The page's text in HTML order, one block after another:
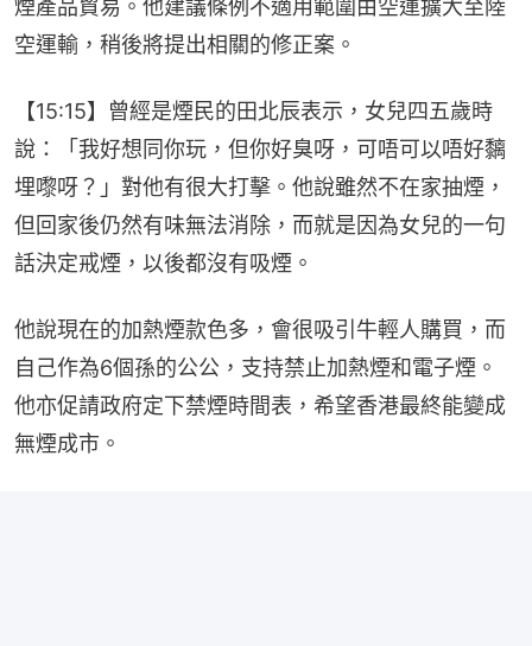
煙產品貿易。他建議條例不適用範圍由空運擴大至陸
空運輸，稍後將提出相關的修正案。
【15:15】曾經是煙民的田北辰表示，女兒四五歲時
說：「我好想同你玩，但你好臭呀，可唔可以唔好黐
埋嚟呀？」對他有很大打擊。他說雖然不在家抽煙，
但回家後仍然有味無法消除，而就是因為女兒的一句
話決定戒煙，以後都沒有吸煙。
他說現在的加熱煙款色多，會很吸引牛輕人購買，而
自己作為6個孫的公公，支持禁止加熱煙和電子煙。
他亦促請政府定下禁煙時間表，希望香港最終能變成
無煙成市。